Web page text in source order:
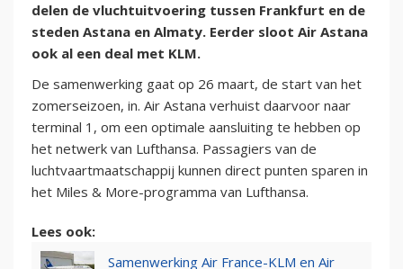
delen de vluchtuitvoering tussen Frankfurt en de
steden Astana en Almaty. Eerder sloot Air Astana
ook al een deal met KLM.
De samenwerking gaat op 26 maart, de start van het
zomerseizoen, in. Air Astana verhuist daarvoor naar
terminal 1, om een optimale aansluiting te hebben op
het netwerk van Lufthansa. Passagiers van de
luchtvaartmaatschappij kunnen direct punten sparen in
het Miles & More-programma van Lufthansa.
Lees ook:
Samenwerking Air France-KLM en Air